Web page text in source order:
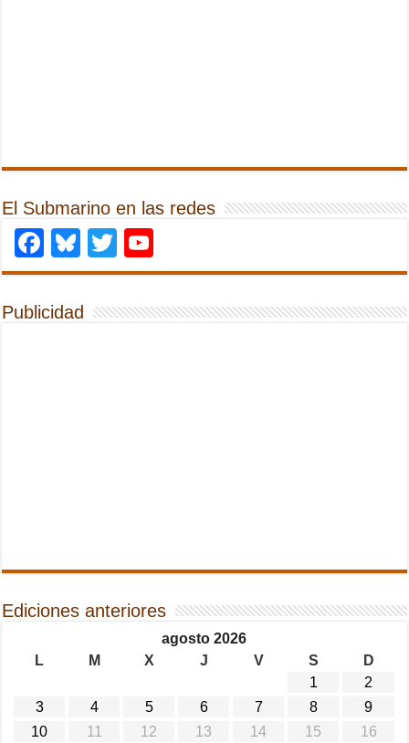
El Submarino en las redes
Facebook
Bluesky
Twitter
Publicidad
Ediciones anteriores
agosto 2026
L
M X J V S
D
1
2
3
4 5 6 7 8
9
10
11 12 13 14 15
16